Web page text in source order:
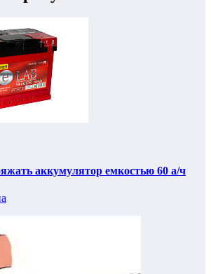
аккумулятор емкостью 60 а/ч